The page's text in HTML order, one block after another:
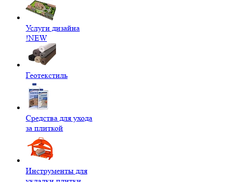
Услуги дизайна
!NEW
Геотекстиль
Средства для ухода
за плиткой
Инструменты для